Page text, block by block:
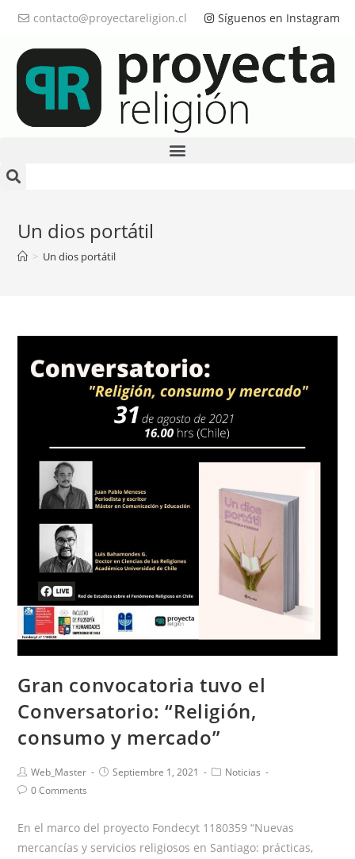
contacto@proyectareligion.cl Síguenos en Instagram
Un dios portátil
> Un dios portátil
Gran convocatoria tuvo el
Conversatorio: “Religión,
consumo y mercado”
Web_Master Septiembre 1, 2021
Noticias
0 Comments
En el marco del proyecto Fondecyt 1180359 “Nuevas
mercancías y servicios religiosos en Santiago: prácticas,